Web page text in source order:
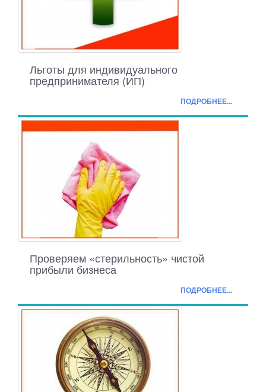
Льготы для индивидуального
предпринимателя (ИП)
ПОДРОБНЕЕ...
Проверяем «стерильность» чистой
прибыли бизнеса
ПОДРОБНЕЕ...